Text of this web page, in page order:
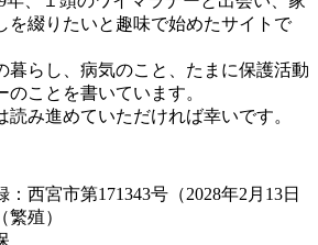
を綴りたいと趣味で始めたサイトで
暮らし、病気のこと、たまに保護活動
ことを書いています。
読み進めていただければ幸いです。
西宮市第171343号（2028年2月13日
殖）